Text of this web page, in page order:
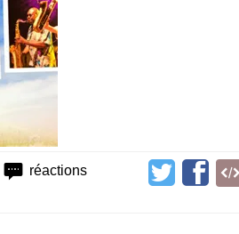
réactions